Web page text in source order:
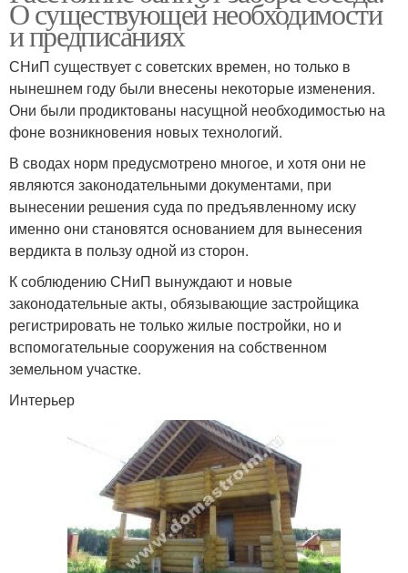
О существующей необходимости
и предписаниях
СНиП существует с советских времен, но только в
нынешнем году были внесены некоторые изменения.
Они были продиктованы насущной необходимостью на
фоне возникновения новых технологий.
В сводах норм предусмотрено многое, и хотя они не
являются законодательными документами, при
вынесении решения суда по предъявленному иску
именно они становятся основанием для вынесения
вердикта в пользу одной из сторон.
К соблюдению СНиП вынуждают и новые
законодательные акты, обязывающие застройщика
регистрировать не только жилые постройки, но и
вспомогательные сооружения на собственном
земельном участке.
Интерьер